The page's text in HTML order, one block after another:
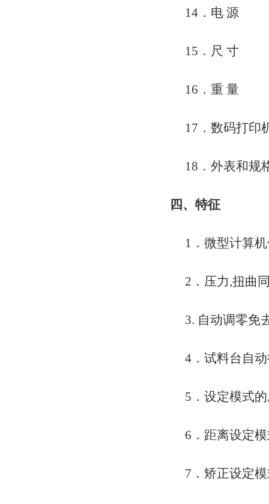
14．电 源
15．尺 寸
16．重 量
17．数码打
18．外表和规
四、特征
1．微型计算机
2．压力,扭曲
3. 自动调零免
4．试料台自动
5．设定模式的
6．距离设定模
7．矫正设定模